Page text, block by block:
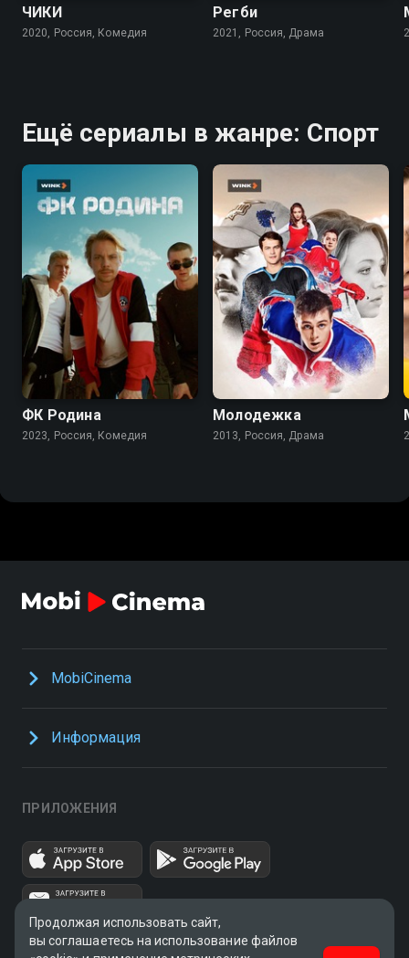
ЧИКИ
2020, Россия, Комедия
Регби
2021, Россия, Драма
Ещё сериалы в жанре: Спорт
6.8
ФК Родина
2023, Россия, Комедия
7.9 5.6
Молодежка
2013, Россия, Драма
MobiCinema
Информация
ПРИЛОЖЕНИЯ
Продолжая использовать сайт,
вы соглашаетесь на использование файлов